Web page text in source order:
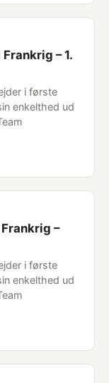
– 1.
i første
enkelthed ud
–
i første
enkelthed ud